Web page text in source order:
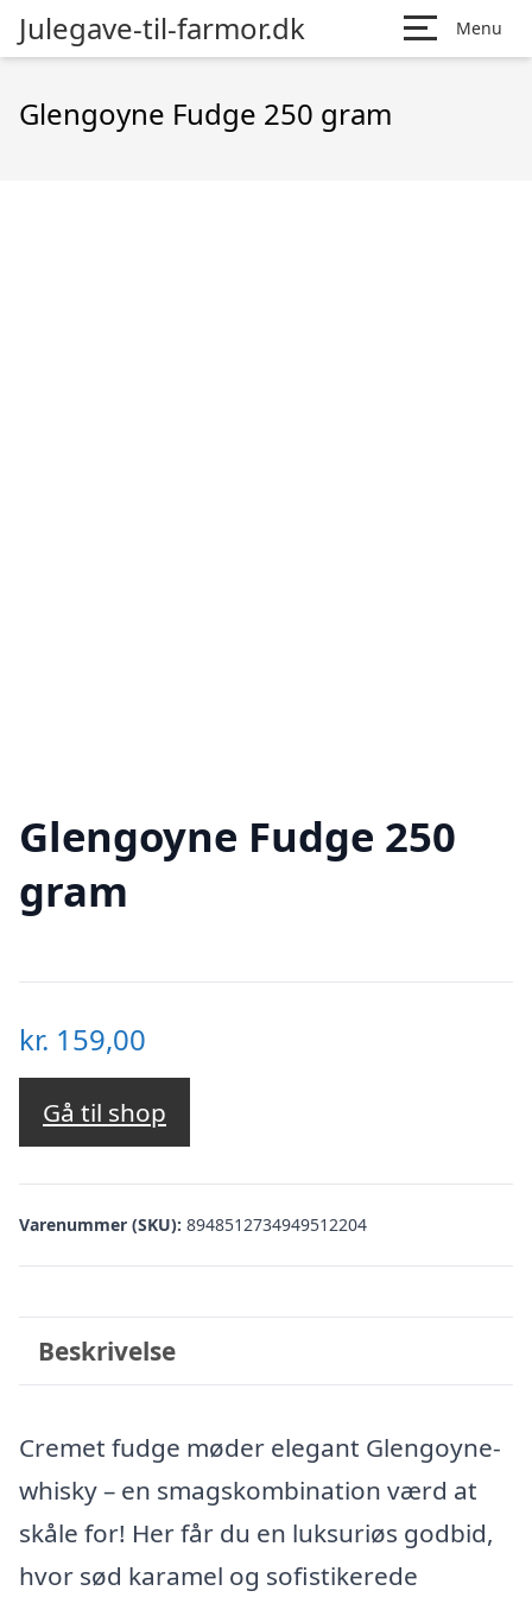
Julegave-til-farmor.dk Menu
Glengoyne Fudge 250 gram
Glengoyne Fudge 250
gram
kr. 159,00
Gå til shop
Varenummer (SKU): 8948512734949512204
Beskrivelse
Cremet fudge møder elegant Glengoyne-
whisky – en smagskombination værd at
skåle for! Her får du en luksuriøs godbid,
hvor sød karamel og sofistikerede